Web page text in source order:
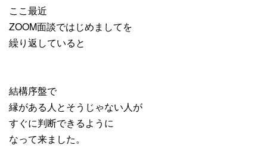
ここ最近
ZOOM面談ではじめましてを
繰り返していると
結構序盤で
縁がある人とそうじゃない人が
すぐに判断できるように
なって来ました。